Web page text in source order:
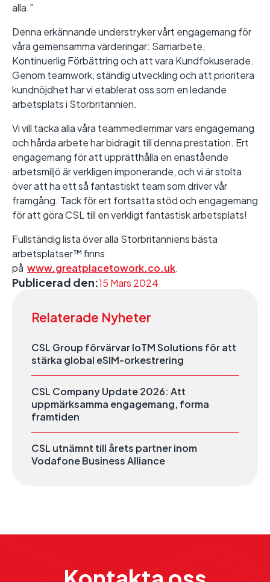
alla.”
Denna erkännande understryker vårt engagemang för
våra gemensamma värderingar: Samarbete,
Kontinuerlig Förbättring och att vara Kundfokuserade.
Genom teamwork, ständig utveckling och att prioritera
kundnöjdhet har vi etablerat oss som en ledande
arbetsplats i Storbritannien.
Vi vill tacka alla våra teammedlemmar vars engagemang
och hårda arbete har bidragit till denna prestation. Ert
engagemang för att upprätthålla en enastående
arbetsmiljö är verkligen imponerande, och vi är stolta
över att ha ett så fantastiskt team som driver vår
framgång. Tack för ert fortsatta stöd och engagemang
för att göra CSL till en verkligt fantastisk arbetsplats!
Fullständig lista över alla Storbritanniens bästa
arbetsplatser™ finns
på www.greatplacetowork.co.uk.
Publicerad den:15 Mars 2024
Relaterade Nyheter
CSL Group förvärvar IoTM Solutions för att
stärka global eSIM-orkestrering
CSL Company Update 2026: Att
uppmärksamma engagemang, forma
framtiden
CSL utnämnt till årets partner inom
Vodafone Business Alliance